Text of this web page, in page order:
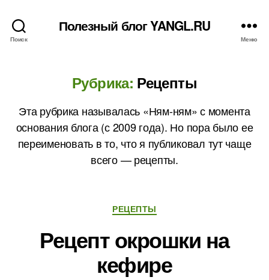
Поиск
Полезный блог YANGL.RU
Меню
Рубрика: Рецепты
Эта рубрика называлась «Ням-ням» с момента
основания блога (с 2009 года). Но пора было ее
переименовать в то, что я публиковал тут чаще
всего — рецепты.
Рубрики
РЕЦЕПТЫ
Рецепт окрошки на
кефире